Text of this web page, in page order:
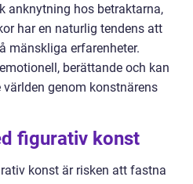
anknytning hos betraktarna,
har en naturlig tendens att
mänskliga erfarenheter.
berättande och kan
genom konstnärens
figurativ konst
konst är risken att fastna